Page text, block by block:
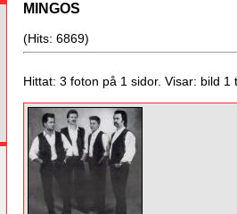
MINGOS
(Hits: 6869)
Hittat: 3 foton på 1 sidor. Visar: bild 1